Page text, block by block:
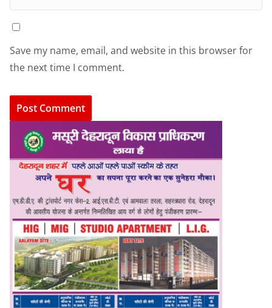
Save my name, email, and website in this browser for
the next time I comment.